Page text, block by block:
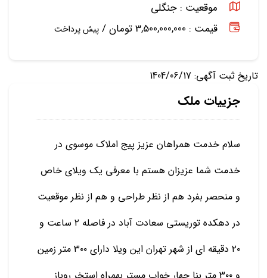
موقعیت : جنگلی
قیمت : 3,500,000,000 تومان /
پیش پرداخت
تاریخ ثبت آگهی: 1404/06/17
جزییات ملک
سلام خدمت همراهان عزیز پیج املاک موسوی در
خدمت شما عزیزان هستم با معرفی یک ویلای خاص
و منحصر بفرد هم از نظر طراحی و هم از نظر موقعیت
در دهکده توریستی سعادت آباد در فاصله ۲ ساعت و
۲۰ دقیقه ای از شهر تهران این ویلا دارای ۳۰۰ متر زمین